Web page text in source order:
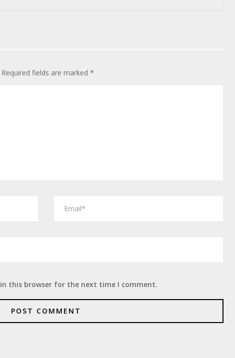
Required fields are marked *
this browser for the next time I comment.